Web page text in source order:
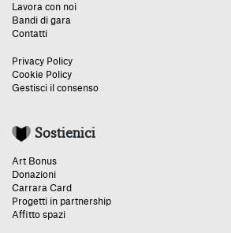
Lavora con noi
Bandi di gara
Contatti
Privacy Policy
Cookie Policy
Gestisci il consenso
Sostienici
Art Bonus
Donazioni
Carrara Card
Progetti in partnership
Affitto spazi